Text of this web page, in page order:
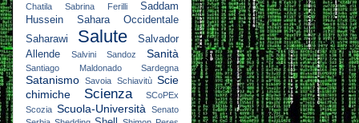
Chatila
Sabrina Ferilli
Saddam
Hussein
Sahara Occidentale
Saharawi
Salute
Salvador
Allende
Salvini Sandoz Sanità
Santiago Maldonado Sardegna
Satanismo Savoia Schiavitù Scie
chimiche
Scienza
SCoPEx
Scozia Scuola-Università
Senato